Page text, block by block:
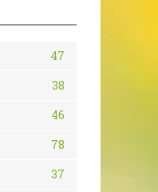
47
38
46
78
37